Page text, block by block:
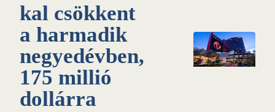
kal csökkent
a harmadik
negyedévben,
175 millió
dollárra